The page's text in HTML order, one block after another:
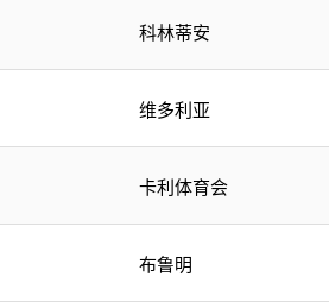
科林蒂安
维多利亚
卡利体育会
布鲁明